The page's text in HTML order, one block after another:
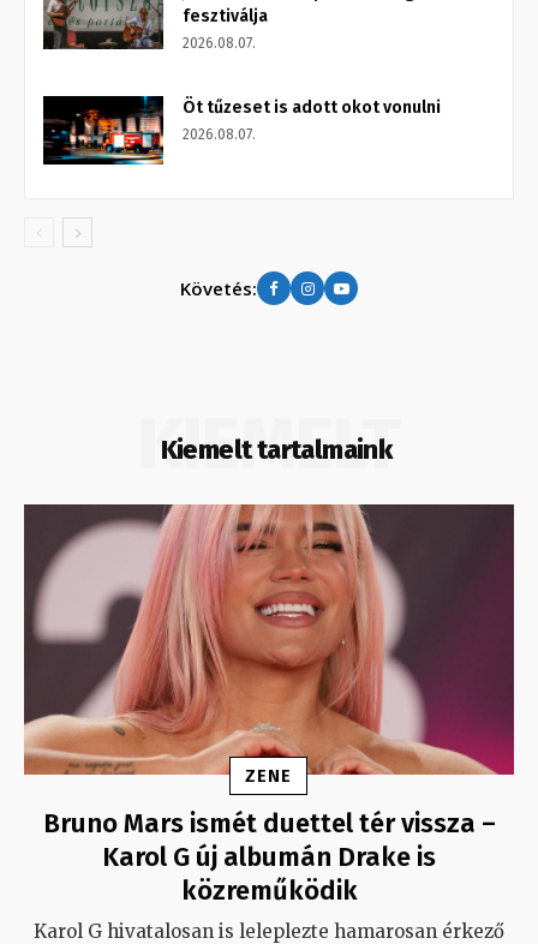
fesztiválja
2026.08.07.
Öt tűzeset is adott okot vonulni
2026.08.07.
Követés:
Kiemelt tartalmaink
KIEMELT
ZENE
Bruno Mars ismét duettel tér vissza –
Karol G új albumán Drake is
közreműködik
Karol G hivatalosan is leleplezte hamarosan érkező